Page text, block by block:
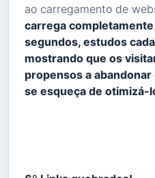
ao carregamento de
carrega
segundos, estudos
mostrando que os
propensos a
se esqueça de otimizá-